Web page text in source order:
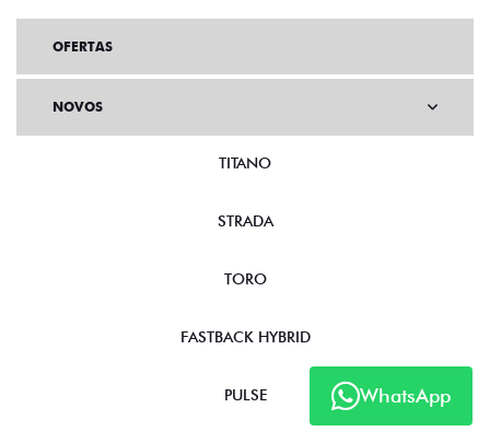
WhatsApp
OFERTAS
NOVOS
TITANO
STRADA
TORO
FASTBACK HYBRID
PULSE